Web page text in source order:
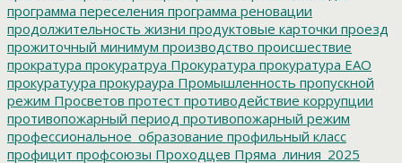
программа переселения программа реновации
продолжительность жизни продуктовые карточки проезд
прожиточный минимум производство происшествие
прократура прокуратруа Прокуратура прокуратура ЕАО
прокуратуура прокураура Промышленность пропускной
режим Просветов протест противодействие коррупции
противопожарный период противопожарный режим
профессиональное_образование профильный класс
профицит профсоюзы Проходцев Пряма_линия_2025